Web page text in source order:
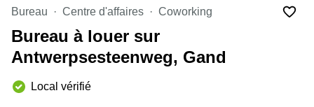
la
Wavre
Centre
Anvers
Centre
Gand
Bureau Centre d'affaires Coworking
Bureau à louer sur
Antwerpsesteenweg, Gand
Local vérifié